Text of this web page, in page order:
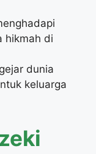
hikmah di
dunia
keluarga